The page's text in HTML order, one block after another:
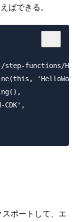
ばできる。
step-functions/
CDK',
ポートして、エ